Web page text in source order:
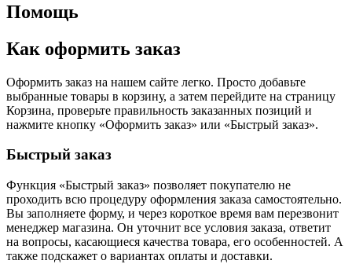
Помощь
Как оформить заказ
Оформить заказ на нашем сайте легко. Просто добавьте
выбранные товары в корзину, а затем перейдите на страницу
Корзина, проверьте правильность заказанных позиций и
нажмите кнопку «Оформить заказ» или «Быстрый заказ».
Быстрый заказ
Функция «Быстрый заказ» позволяет покупателю не
проходить всю процедуру оформления заказа самостоятельно.
Вы заполняете форму, и через короткое время вам перезвонит
менеджер магазина. Он уточнит все условия заказа, ответит
на вопросы, касающиеся качества товара, его особенностей. А
также подскажет о вариантах оплаты и доставки.